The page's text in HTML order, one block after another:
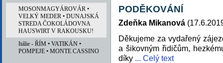
PODĚKOVÁNÍ
Zdeňka Mikanová
Děkujeme za vydařený
a šikovným řidičům,
díky ... Celý text
MOSONMAGYÁROVÁR •
VELKÝ MEDER • DUNAJSKÁ
STREDA ČOKOLÁDOVNA
HAUSWIRT V RAKOUSKU!
Itálie - ŘÍM • VATIKÁN •
POMPEJE • MONTE CASSINO